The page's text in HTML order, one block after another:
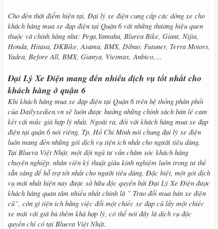
Cho đến thời điểm hiện tại, Đại lý xe điện cung cấp các dòng xe cho
khách hàng mua xe đạp điện tại Quận 6 với những thương hiệu quen
thuộc và chính hãng như: Pega,Yamaha, Blurea Bike, Giant, Nijia,
Honda, Hitasa, DKBike, Asama, BMX, Dibao, Futuner, Terra Motors,
Yadea, Before All, BMX, Gianya, Vietmax, Anbico,…
Đại Lý Xe Điện mang đến nhiều dịch vụ tốt nhất cho
khách hàng ở quận 6
Khi khách hàng mua xe đạp điện tại Quận 6 trên hệ thống phân phối
của Dailyxedien.vn sẽ luôn được hưởng những chính sách bán lẻ cam
kết với mức giá hợp lý nhất. Ngoài ra, đối với khách hàng mua xe đạp
điện tại quận 6 nói riêng, Tp. Hồ Chí Minh nói chung đại lý xe điện
luôn mang đến những gói dịch vụ tiện ích nhất cho người tiêu dùng.
Tại Bluera Việt Nhật, một đội ngũ tư vấn chăm sóc khách hàng
chuyên nghiệp, nhân viên kỷ thuật giàu kinh nghiệm luôn trong tư thế
sẵn sàng để hỗ trợ tốt nhất cho người tiêu dùng. Đặc biệt, một gói dịch
vụ mới nhất hiện nay được sở hữu độc quyền bởi Đại Lý Xe Điện được
khách hàng quan tâm nhiều nhất chính là ” Trao đổi mua bán xe điện
cũ”, còn gì tiện ích bằng việc đổi một chiếc xe đạp cũ lấy một chiếc
xe mới với giá bù thêm khá hợp lý, có thể nói đây là dịch vụ độc
quyền chỉ có tại Bluera Việt Nhật.